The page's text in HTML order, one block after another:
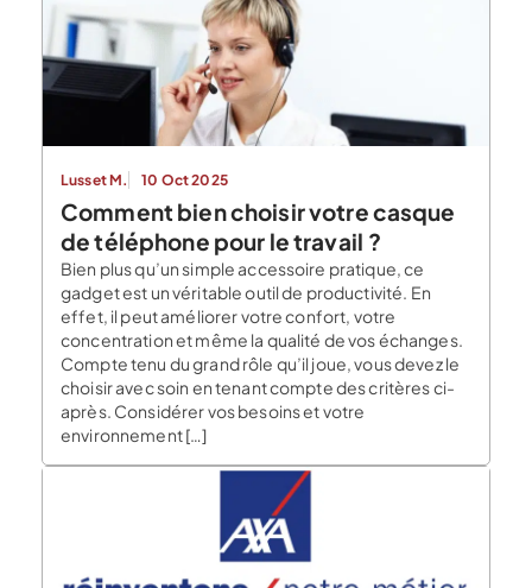
Lusset M. 10 Oct 2025
Comment bien choisir votre casque
de téléphone pour le travail ?
Bien plus qu’un simple accessoire pratique, ce
gadget est un véritable outil de productivité. En
effet, il peut améliorer votre confort, votre
concentration et même la qualité de vos échanges.
Compte tenu du grand rôle qu’il joue, vous devez le
choisir avec soin en tenant compte des critères ci-
après. Considérer vos besoins et votre
environnement […]